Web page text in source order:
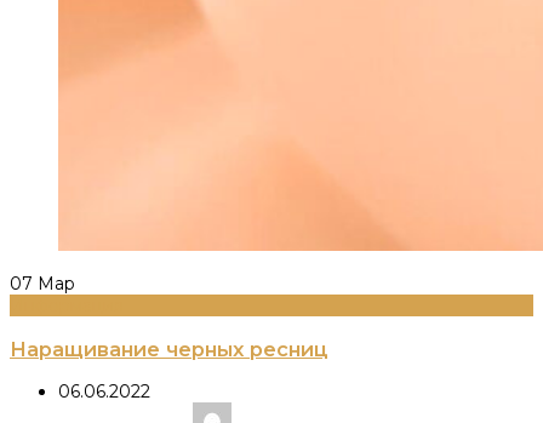
07 Мар
Наращивание черных ресниц
06.06.2022